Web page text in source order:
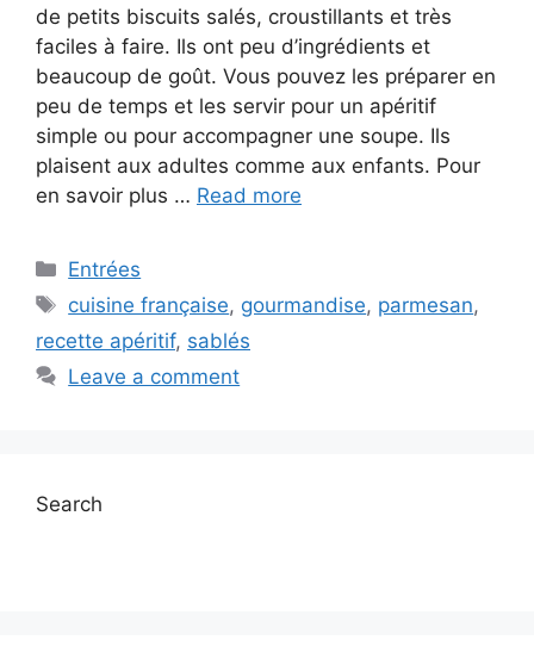
de petits biscuits salés, croustillants et très
faciles à faire. Ils ont peu d’ingrédients et
beaucoup de goût. Vous pouvez les préparer en
peu de temps et les servir pour un apéritif
simple ou pour accompagner une soupe. Ils
plaisent aux adultes comme aux enfants. Pour
en savoir plus … Read more
Categories
Entrées
Tags
cuisine française, gourmandise, parmesan,
recette apéritif, sablés
Leave a comment
Search